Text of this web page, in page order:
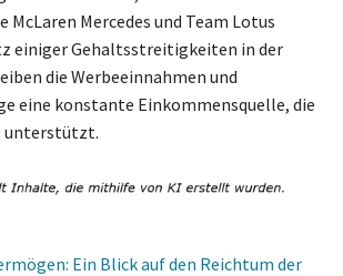
McLaren Mercedes und Team Lotus
einiger Gehaltsstreitigkeiten in der
die Werbeeinnahmen und
eine konstante Einkommensquelle, die
unterstützt.
Ein Blick auf den Reichtum der